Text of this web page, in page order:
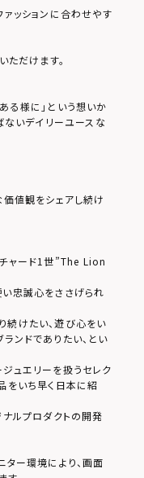
ァッションに合わせやす
ただけます。
る様に」という想いか
ないデイリーユースな
値観をシェアし続け
ャード1世”The Lion
忠誠心をささげられ
続けたい、遊び心をい
ンドでありたい、とい
ュエリーを扱うセレク
をいち早く日本に紹
ナルプロダクトの開発
ター環境により、画面